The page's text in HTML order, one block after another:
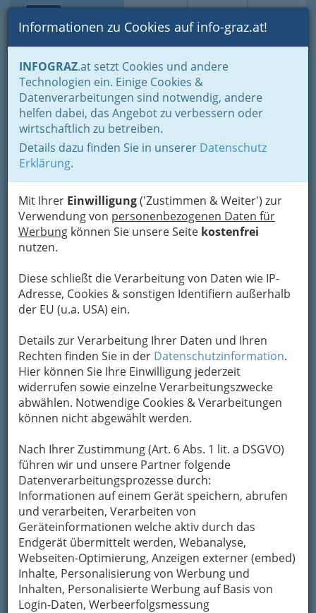
Suche Login Toggle
Informationen zu Cookies auf info-graz.at!
INFOGRAZ.at setzt Cookies und andere
Technologien ein. Einige Cookies &
Datenverarbeitungen sind notwendig, andere
helfen dabei, das Angebot zu verbessern oder
wirtschaftlich zu betreiben.
Details dazu finden Sie in unserer Datenschutz
Erklärung.
Mit Ihrer Einwilligung('Zustimmen & Weiter') zur
Verwendung von personenbezogenen Daten für
Werbung können Sie unsere Seite kostenfrei
nutzen.
Diese schließt die Verarbeitung von Daten wie IP-
Adresse, Cookies & sonstigen Identifiern außerhalb
der EU (u.a. USA) ein.
Details zur Verarbeitung Ihrer Daten und Ihren
Rechten finden Sie in der Datenschutzinformation.
Hier können Sie Ihre Einwilligung jederzeit
widerrufen sowie einzelne Verarbeitungszwecke
abwählen. Notwendige Cookies & Verarbeitungen
können nicht abgewählt werden.
Nach Ihrer Zustimmung (Art. 6 Abs. 1 lit. a DSGVO)
führen wir und unsere Partner folgende
Datenverarbeitungsprozesse durch:
Informationen auf einem Gerät speichern, abrufen
und verarbeiten, Verarbeiten von
Geräteinformationen welche aktiv durch das
Endgerät übermittelt werden, Webanalyse,
Webseiten-Optimierung, Anzeigen externer (embed)
Inhalte, Personalisierung von Werbung und
Inhalten, Personalisierte Werbung auf Basis von
Login-Daten, Werbeerfolgsmessung
Home Branchen
Gewerbe, Handwerk, Banken
Gewerbe & Handwerk, Gliederung der WKO
Innung der ‚Sanitärtechniker Heizungstechniker und
Lüftungstechniker‘
Service, Wartung und Überprüfung von Öl- und Gasbrennern
HÖPO Haustechnik
Ges.m.b.H.
Brunnenfeldstraße 25 -27, 8055 Seiersberg
+43 316 244 471
+43 316 244 471 - 71
Karte
Kontaktaufnahme
Um die Info-Graz Firmenvor Spam-Mails zu
bewahren, verwenden wir an dieser Stelle zur
Formular. Ihre Nachricht wird nach dem
Absenden umgehend per Mail an das
Unternehmen HÖPO Haustechnik Ges.m.b.H.
weitergeleitet.
Mein Name
Meine Email Adresse